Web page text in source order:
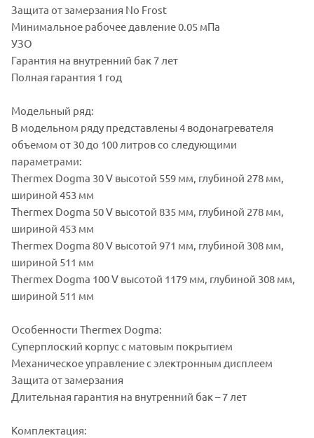
Защита от замерзания No Frost
Минимальное рабочее давление 0.05 мПа
УЗО
Гарантия на внутренний бак 7 лет
Полная гарантия 1 год
Модельный ряд:
В модельном ряду представлены 4 водонагревателя
объемом от 30 до 100 литров со следующими
параметрами:
Thermex Dogma 30 V высотой 559 мм, глубиной 278 мм,
шириной 453 мм
Thermex Dogma 50 V высотой 835 мм, глубиной 278 мм,
шириной 453 мм
Thermex Dogma 80 V высотой 971 мм, глубиной 308 мм,
шириной 511 мм
Thermex Dogma 100 V высотой 1179 мм, глубиной 308 мм,
шириной 511 мм
Особенности Thermex Dogma:
Суперплоский корпус с матовым покрытием
Механическое управление с электронным дисплеем
Защита от замерзания
Длительная гарантия на внутренний бак – 7 лет
Комплектация: